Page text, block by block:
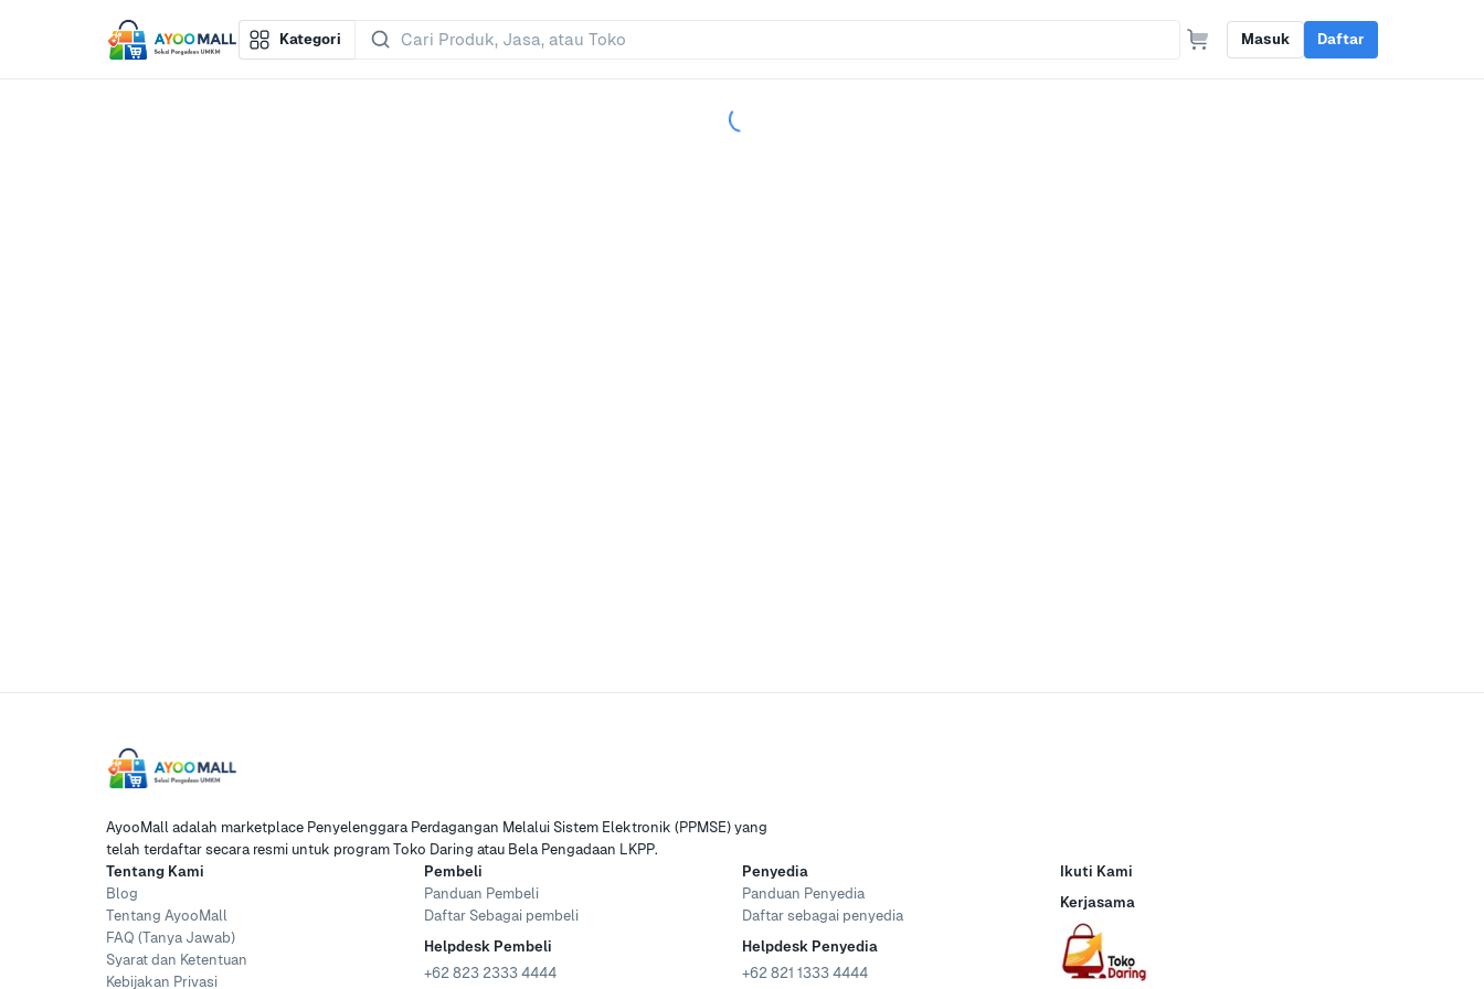
Kategori Masuk Daftar
AyooMall adalah marketplace Penyelenggara Perdagangan Melalui Sistem Elektronik (PPMSE) yang
telah terdaftar secara resmi untuk program Toko Daring atau Bela Pengadaan LKPP.
Tentang Kami
Blog
Tentang AyooMall
FAQ (Tanya Jawab)
Syarat dan Ketentuan
Kebijakan Privasi
Pembeli
Panduan Pembeli
Daftar Sebagai pembeli
Helpdesk Pembeli
+62 823 2333 4444
Penyedia
Panduan Penyedia
Daftar sebagai penyedia
Helpdesk Penyedia
+62 821 1333 4444
Ikuti Kami
Kerjasama